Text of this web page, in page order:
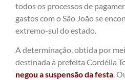
todos os processos de
gastos com o São João se
extremo-sul do estado.
A determinação, obtida por
destinada à prefeita Cordélia
negou a suspensão da festa.